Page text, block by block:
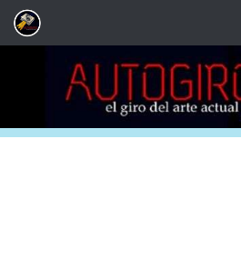
Saltar al contenido